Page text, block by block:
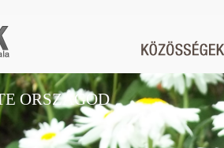
ORSZÁGOD